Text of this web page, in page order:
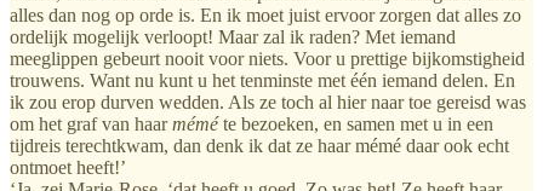
alles dan nog op orde is. En ik moet juist ervoor zorgen dat alles zo
ordelijk mogelijk verloopt! Maar zal ik raden? Met iemand
meeglippen gebeurt nooit voor niets. Voor u prettige bijkomstigheid
trouwens. Want nu kunt u het tenminste met één iemand delen. En
ik zou erop durven wedden. Als ze toch al hier naar toe gereisd was
om het graf van haarméméte bezoeken, en samen met u in een
tijdreis terechtkwam, dan denk ik dat ze haar mémé daar ook echt
ontmoet heeft!’